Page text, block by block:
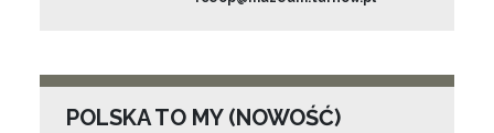
POLSKA TO MY (NOWOŚĆ)